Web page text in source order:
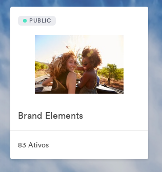
PUBLIC
Brand Elements
83 Ativos